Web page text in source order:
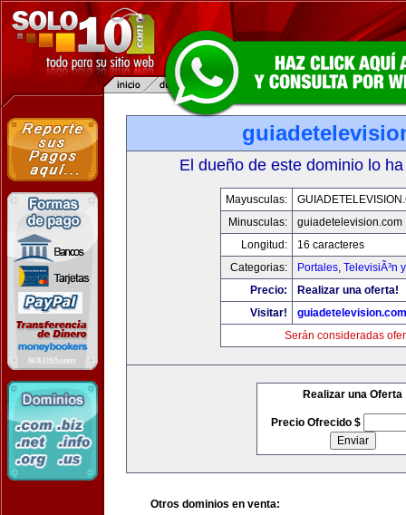
El dueño de este dominio lo
Mayusculas:
Minusculas:
guiadetelevision.com
Longitud:
16 caracteres
Categorias:
Portales, TelevisiÃ³n
Precio:
Realizar una oferta!
Visitar!
guiadetelevision.com
Serán consideradas
Realizar una Oferta
Precio Ofrecido $
Otros dominios en venta: